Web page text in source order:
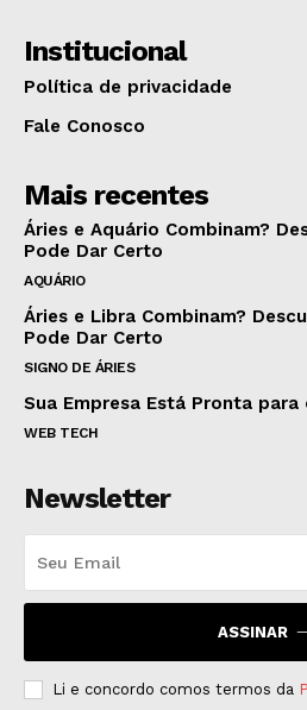
Institucional
Política de privacidade
Fale Conosco
Mais recentes
Áries e Aquário Combinam?
Pode Dar Certo
AQUÁRIO
Áries e Libra Combinam?
Pode Dar Certo
SIGNO DE ÁRIES
Sua Empresa Está Pronta para
WEB TECH
Newsletter
ASSINAR
Li e concordo comos termos da